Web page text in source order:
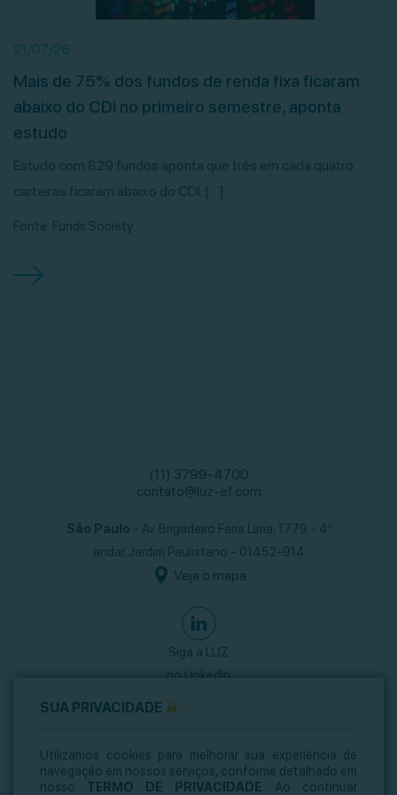
21/07/26
Mais de 75% dos fundos de renda fixa ficaram
abaixo do CDI no primeiro semestre, aponta
estudo
Estudo com 829 fundos aponta que três em cada quatro
carteiras ficaram abaixo do CDI. […]
Fonte: Funds Society
(11) 3799-4700
contato@luz-ef.com
São Paulo - Av. Brigadeiro Faria Lima, 1779 - 4º
andar,Jardim Paulistano - 01452-914
Veja o mapa
Siga a LUZ
no LinkedIn
SUA PRIVACIDADE
Utilizamos cookies para melhorar sua experiência de
navegação em nossos serviços, conforme detalhado em
nosso TERMO DE PRIVACIDADE . Ao continuar